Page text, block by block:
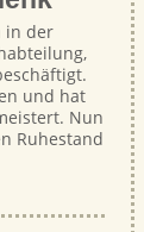
in der
und hat
Nun
Ruhestand